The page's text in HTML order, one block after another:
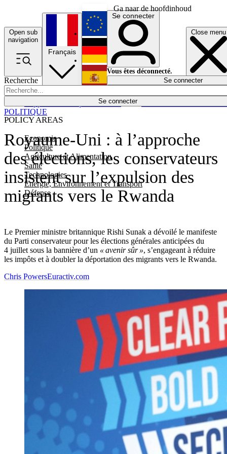
Ga naar de hoofdinhoud
Open sub
navigation
Close menu
Recherche
Se connecter
POLICY AREAS
Economie
Politique
Agriculture et Alimentation
Santé
Technologies
Energie, Environnement et Transport
Défense
Économie
Français
English
Deutsch
Español
Se connecter
Vous êtes déconnecté.
Se connecter
Royaume-Uni : à l’approche
des élections, les conservateurs
insistent sur l’expulsion des
migrants vers le Rwanda
Le Premier ministre britannique Rishi Sunak a dévoilé le manifeste
du Parti conservateur pour les élections générales anticipées du
4 juillet sous la bannière d’un « avenir sûr », s’engageant à réduire
les impôts et à doubler la déportation des migrants vers le Rwanda.
POLITIQUE
Chris PowersEuractiv.com